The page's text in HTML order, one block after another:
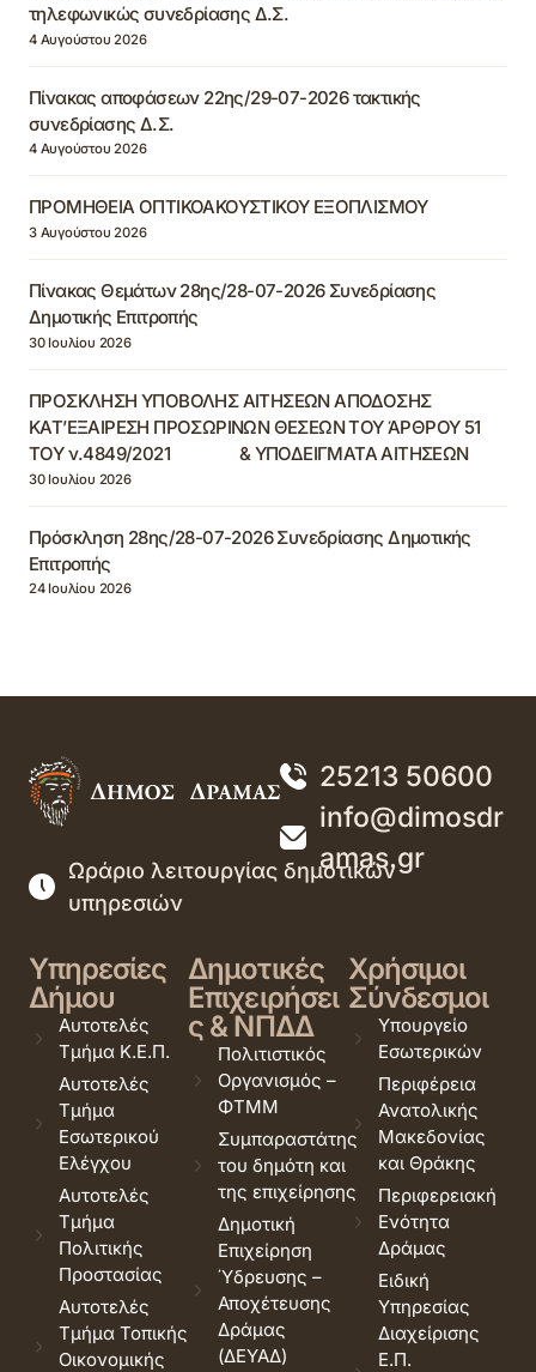
τηλεφωνικώς συνεδρίασης Δ.Σ.
4 Αυγούστου 2026
Πίνακας αποφάσεων 22ης/29-07-2026 τακτικής
συνεδρίασης Δ.Σ.
4 Αυγούστου 2026
ΠΡΟΜΗΘΕΙΑ ΟΠΤΙΚΟΑΚΟΥΣΤΙΚΟΥ ΕΞΟΠΛΙΣΜΟΥ
3 Αυγούστου 2026
Πίνακας Θεμάτων 28ης/28-07-2026 Συνεδρίασης
Δημοτικής Επιτροπής
30 Ιουλίου 2026
ΠΡΟΣΚΛΗΣΗ ΥΠΟΒΟΛΗΣ ΑΙΤΗΣΕΩΝ ΑΠΟΔΟΣΗΣ
ΚΑΤ’ΕΞΑΙΡΕΣΗ ΠΡΟΣΩΡΙΝΩΝ ΘΕΣΕΩΝ ΤΟΥ ΆΡΘΡΟΥ 51
ΤΟΥ ν.4849/2021 & ΥΠΟΔΕΙΓΜΑΤΑ ΑΙΤΗΣΕΩΝ
30 Ιουλίου 2026
Πρόσκληση 28ης/28-07-2026 Συνεδρίασης Δημοτικής
Επιτροπής
24 Ιουλίου 2026
25213 50600
info@dimosdr
amas.gr
Ωράριο λειτουργίας δημοτικών
υπηρεσιών
Υπηρεσίες
Δήμου
Αυτοτελές
Τμήμα Κ.Ε.Π.
Αυτοτελές
Τμήμα
Εσωτερικού
Ελέγχου
Αυτοτελές
Τμήμα
Πολιτικής
Προστασίας
Αυτοτελές
Τμήμα Τοπικής
Οικονομικής
Δημοτικές
Επιχειρήσει
ς & ΝΠΔΔ
Πολιτιστικός
Οργανισμός –
ΦΤΜΜ
Συμπαραστάτης
του δημότη και
της επιχείρησης
Δημοτική
Επιχείρηση
Ύδρευσης –
Αποχέτευσης
Δράμας
(ΔΕΥΑΔ)
Χρήσιμοι
Σύνδεσμοι
Υπουργείο
Εσωτερικών
Περιφέρεια
Ανατολικής
Μακεδονίας
και Θράκης
Περιφερειακή
Ενότητα
Δράμας
Ειδική
Υπηρεσίας
Διαχείρισης
Ε.Π.